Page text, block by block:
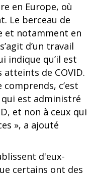
en Europe, où
Le berceau de
et notamment en
d’un travail
indique qu’il est
de COVID.
c’est
qui est administré
et non à ceux qui
», a ajouté
d'eux-
certains ont des